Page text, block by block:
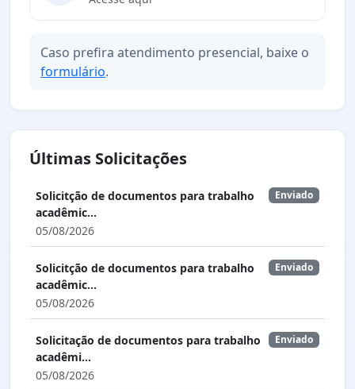
Caso prefira atendimento presencial, baixe o
formulário.
Últimas Solicitações
Solicitção de documentos para trabalho
acadêmic...
05/08/2026
Enviado
Solicitção de documentos para trabalho
acadêmic...
05/08/2026
Enviado
Solicitação de documentos para trabalho
acadêmi...
05/08/2026
Enviado